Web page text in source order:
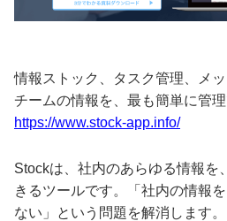
情報ストック、タスク管理、メ
チームの情報を、最も簡単に管
https://www.stock-app.info/
Stockは、社内のあらゆる情報を
きるツールです。「社内の情報
ない」という問題を解消します。